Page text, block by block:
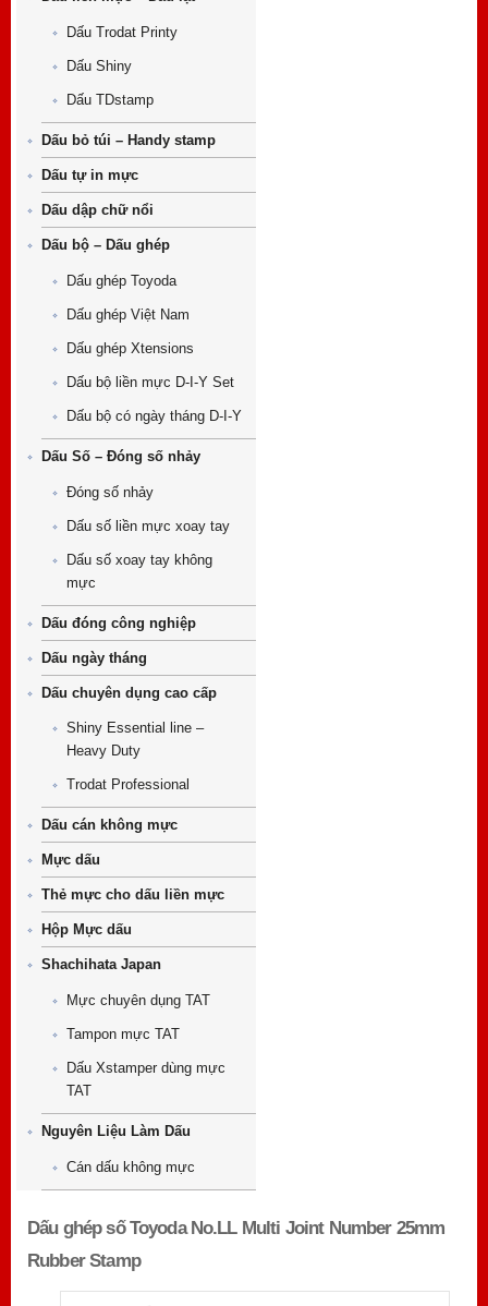
Dấu Trodat Printy
Dấu Shiny
Dấu TDstamp
Dấu bỏ túi – Handy stamp
Dấu tự in mực
Dấu dập chữ nổi
Dấu bộ – Dấu ghép
Dấu ghép Toyoda
Dấu ghép Việt Nam
Dấu ghép Xtensions
Dấu bộ liền mực D-I-Y Set
Dấu bộ có ngày tháng D-I-Y
Dấu Số – Đóng số nhảy
Đóng số nhảy
Dấu số liền mực xoay tay
Dấu số xoay tay không
mực
Dấu đóng công nghiệp
Dấu ngày tháng
Dấu chuyên dụng cao cấp
Shiny Essential line –
Heavy Duty
Trodat Professional
Dấu cán không mực
Mực dấu
Thẻ mực cho dấu liền mực
Hộp Mực dấu
Shachihata Japan
Mực chuyên dụng TAT
Tampon mực TAT
Dấu Xstamper dùng mực
TAT
Nguyên Liệu Làm Dấu
Cán dấu không mực
Dấu ghép số Toyoda No.LL Multi Joint Number 25mm
Rubber Stamp